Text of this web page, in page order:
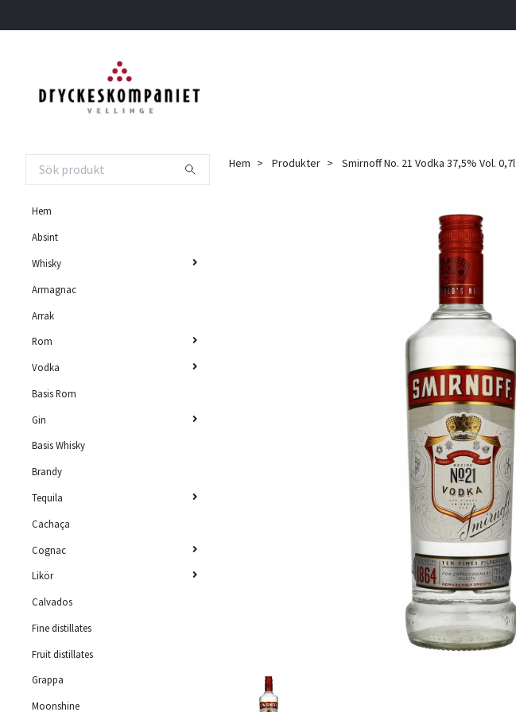
Hem
Absint
Whisky
Armagnac
Arrak
Rom
Vodka
Basis Rom
Gin
Basis Whisky
Brandy
Tequila
Cachaça
Cognac
Likör
Calvados
Fine distillates
Fruit distillates
Grappa
Moonshine
Hem Produkter Smirnoff No. 21 Vodka 37,5% Vol. 0,7l